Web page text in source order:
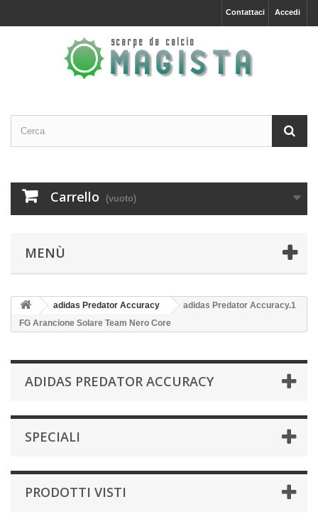
Accedi
Contattaci
Carrello (vuoto)
MENÙ
adidas Predator Accuracy
adidas Predator Accuracy.1
FG Arancione Solare Team Nero Core
ADIDAS PREDATOR ACCURACY
SPECIALI
PRODOTTI VISTI